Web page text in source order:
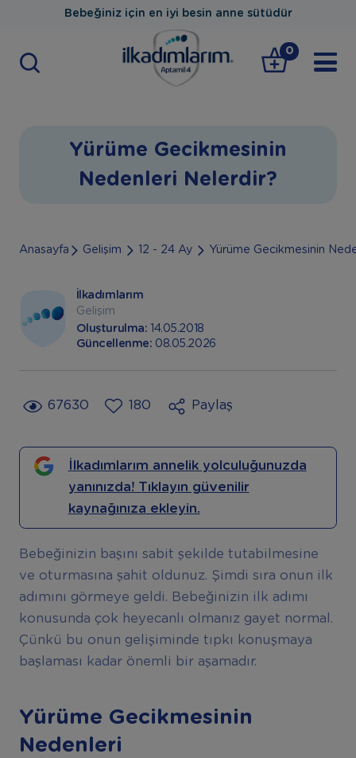
Bebeğiniz için en iyi besin anne sütüdür
0
Yürüme Gecikmesinin
Nedenleri Nelerdir?
Anasayfa Gelişim 12 - 24 Ay Yürüme Gecikmesinin
İlkadımlarım
Gelişim
Oluşturulma:
14.05.2018
Güncellenme: 08.05.2026
67630 180 Paylaş
İlkadımlarım annelik yolculuğunuzda
yanınızda! Tıklayın güvenilir
kaynağınıza ekleyin.
Bebeğinizin başını sabit şekilde tutabilmesine
ve oturmasına şahit oldunuz. Şimdi sıra onun ilk
adımını görmeye geldi. Bebeğinizin ilk adımı
konusunda çok heyecanlı olmanız gayet normal.
Çünkü bu onun gelişiminde tıpkı konuşmaya
başlaması kadar önemli bir aşamadır.
Yürüme Gecikmesinin
Nedenleri